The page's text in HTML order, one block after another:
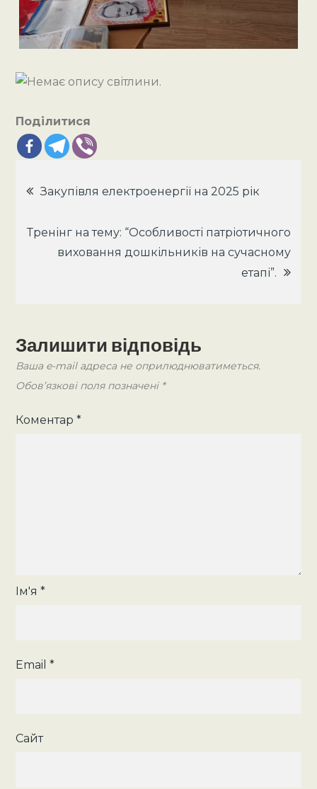
Поділитися
Навігація
записів
Закупівля електроенергії на 2025 рік
Тренінг на тему: “Особливості патріотичного
виховання дошкільників на сучасному
етапі”.
Залишити відповідь
Ваша e-mail адреса не оприлюднюватиметься.
Обов’язкові поля позначені *
Коментар*
Ім'я*
Email*
Сайт